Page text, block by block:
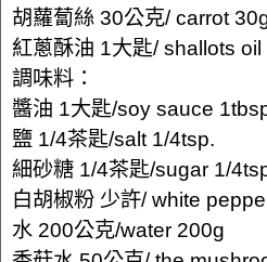
胡蘿蔔絲 30公克/ carrot
紅蔥酥油 1大匙/ shallots oil
調味料：
醬油 1大匙/soy sauce
鹽 1/4茶匙/salt 1/4tsp.
細砂糖 1/4茶匙/sugar 1/
白胡椒粉 少許/ white
水 200公克/water 200g